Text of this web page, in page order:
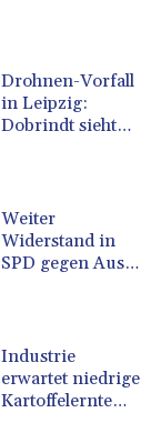
Drohnen-Vorfall
in Leipzig:
Dobrindt sieht
Weiter
Widerstand in
SPD gegen Aus
Industrie
erwartet niedrige
Kartoffelernte